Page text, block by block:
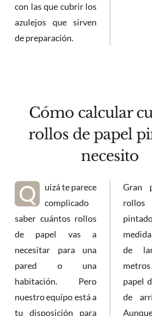
con las que cubrir los
azulejos que sirven
de preparación.
Cómo calcular
rollos de papel
necesito
Q
uizá te parece
complicado
saber cuántos rollos
de papel vas a
necesitar para una
pared o una
habitación. Pero
nuestro equipo está a
tu disposición para
Gran
de
papel
de